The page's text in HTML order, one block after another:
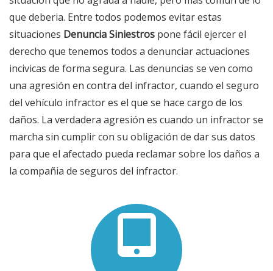
que deberia. Entre todos podemos evitar estas
situaciones Denuncia Siniestros pone fácil ejercer el
derecho que tenemos todos a denunciar actuaciones
incivicas de forma segura. Las denuncias se ven como
una agresión en contra del infractor, cuando el seguro
del vehículo infractor es el que se hace cargo de los
daños. La verdadera agresión es cuando un infractor se
marcha sin cumplir con su obligación de dar sus datos
para que el afectado pueda reclamar sobre los daños a
la compañia de seguros del infractor.